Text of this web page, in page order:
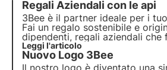
Regali Aziendali con le api
3Bee è il partner ideale per i
Fai un regalo sostenibile e
dipendenti, regali aziendali che
all'ambiente. Regala l'adozione
rendi la tua azienda sostenibile
Leggi l'articolo
Nuovo Logo 3Bee
Il nostro logo è diventato una